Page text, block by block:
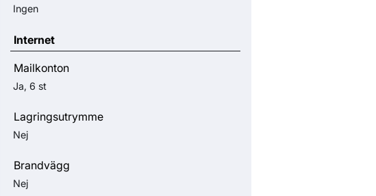
Ingen
Internet
Mailkonton
Ja, 6 st
Lagringsutrymme
Nej
Brandvägg
Nej